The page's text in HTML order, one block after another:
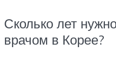
Сколько лет
врачом в Корее?